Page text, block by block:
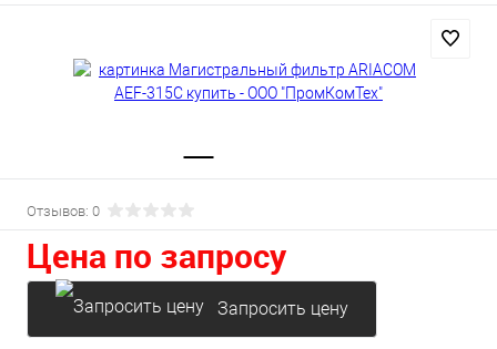
Отзывов: 0
Цена по запросу
Запросить цену